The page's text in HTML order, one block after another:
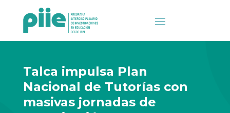
Talca impulsa Plan
Nacional de Tutorías con
masivas jornadas de